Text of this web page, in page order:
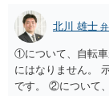
北川 雄士
①について、自転車
にはなりません。
です。 ②について